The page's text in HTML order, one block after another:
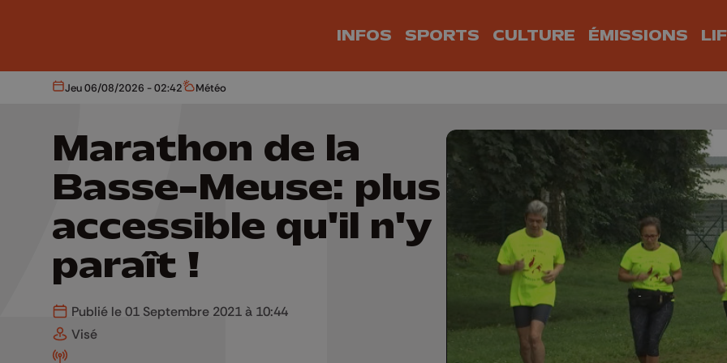
INFOS SPORTS CULTURE ÉMISSIONS
Aujourd'hui
Jeu 06/08/2026 - 02:42 Météo
Météo
Marathon de la
Basse-Meuse: plus
accessible qu'il n'y
paraît !
Publié le 01 Septembre 2021 à 10:44
Visé